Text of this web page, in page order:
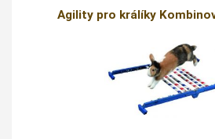
Agility pro králíky